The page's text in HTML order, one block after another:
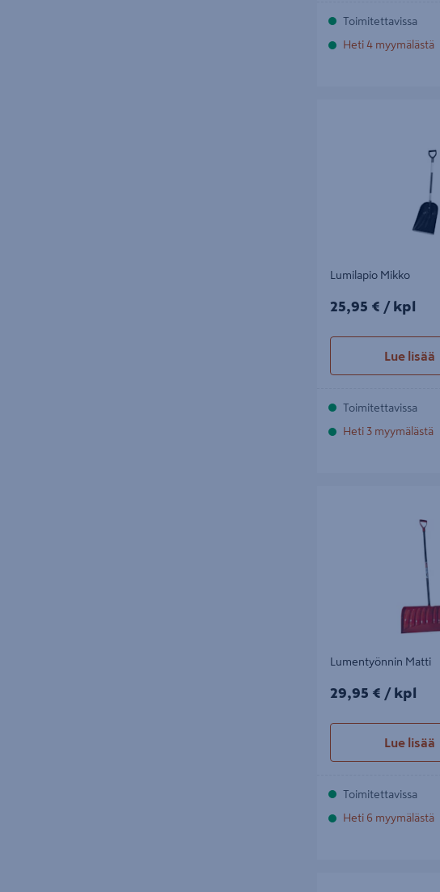
Toimitettavissa
Heti 4 myymälästä
Lumilapio Mikko
25,95€/kpl
25,95 € / kpl
Lue lisää
Toimitettavissa
Heti 3 myymälästä
Lumentyönnin Matti
29,95€/kpl
29,95 € / kpl
Lue lisää
Toimitettavissa
Heti 6 myymälästä